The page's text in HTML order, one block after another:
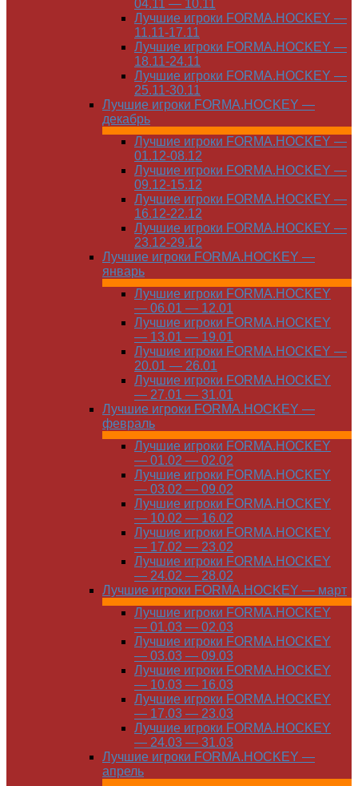
04.11 — 10.11
Лучшие игроки FORMA.HOCKEY —
11.11-17.11
Лучшие игроки FORMA.HOCKEY —
18.11-24.11
Лучшие игроки FORMA.HOCKEY —
25.11-30.11
Лучшие игроки FORMA.HOCKEY —
декабрь
Лучшие игроки FORMA.HOCKEY —
01.12-08.12
Лучшие игроки FORMA.HOCKEY —
09.12-15.12
Лучшие игроки FORMA.HOCKEY —
16.12-22.12
Лучшие игроки FORMA.HOCKEY —
23.12-29.12
Лучшие игроки FORMA.HOCKEY —
январь
Лучшие игроки FORMA.HOCKEY
— 06.01 — 12.01
Лучшие игроки FORMA.HOCKEY
— 13.01 — 19.01
Лучшие игроки FORMA.HOCKEY —
20.01 — 26.01
Лучшие игроки FORMA.HOCKEY
— 27.01 — 31.01
Лучшие игроки FORMA.HOCKEY —
февраль
Лучшие игроки FORMA.HOCKEY
— 01.02 — 02.02
Лучшие игроки FORMA.HOCKEY
— 03.02 — 09.02
Лучшие игроки FORMA.HOCKEY
— 10.02 — 16.02
Лучшие игроки FORMA.HOCKEY
— 17.02 — 23.02
Лучшие игроки FORMA.HOCKEY
— 24.02 — 28.02
Лучшие игроки FORMA.HOCKEY — март
Лучшие игроки FORMA.HOCKEY
— 01.03 — 02.03
Лучшие игроки FORMA.HOCKEY
— 03.03 — 09.03
Лучшие игроки FORMA.HOCKEY
— 10.03 — 16.03
Лучшие игроки FORMA.HOCKEY
— 17.03 — 23.03
Лучшие игроки FORMA.HOCKEY
— 24.03 — 31.03
Лучшие игроки FORMA.HOCKEY —
апрель